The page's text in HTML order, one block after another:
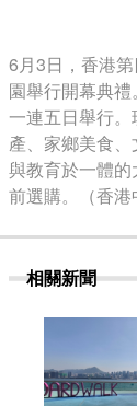
6月3日，香港
園舉行開幕典
一連五日舉行
產、家鄉美食
與教育於一體
前選購。（香
相關新聞